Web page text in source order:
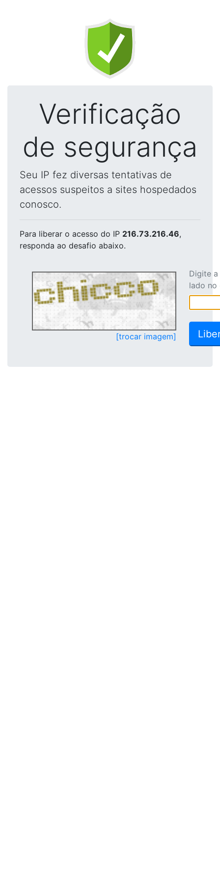
Verificação
de segurança
Seu IP fez diversas tentativas de
acessos suspeitos a sites hospedados
conosco.
Para liberar o acesso do IP 216.73.216.46,
responda ao desafio abaixo.
[trocar imagem]
Digite
lado no